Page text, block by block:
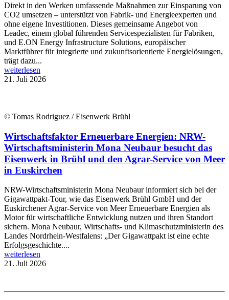
Direkt in den Werken umfassende Maßnahmen zur Einsparung von
CO2 umsetzen – unterstützt von Fabrik- und Energieexperten und
ohne eigene Investitionen. Dieses gemeinsame Angebot von
Leadec, einem global führenden Servicespezialisten für Fabriken,
und E.ON Energy Infrastructure Solutions, europäischer
Marktführer für integrierte und zukunftsorientierte Energielösungen,
trägt dazu...
weiterlesen
21. Juli 2026
© Tomas Rodriguez / Eisenwerk Brühl
Wirtschaftsfaktor Erneuerbare Energien: NRW-
Wirtschaftsministerin Mona Neubaur besucht das
Eisenwerk in Brühl und den Agrar-Service von Meer
in Euskirchen
NRW-Wirtschaftsministerin Mona Neubaur informiert sich bei der
Gigawattpakt-Tour, wie das Eisenwerk Brühl GmbH und der
Euskirchener Agrar-Service von Meer Erneuerbare Energien als
Motor für wirtschaftliche Entwicklung nutzen und ihren Standort
sichern. Mona Neubaur, Wirtschafts- und Klimaschutzministerin des
Landes Nordrhein-Westfalens: „Der Gigawattpakt ist eine echte
Erfolgsgeschichte....
weiterlesen
21. Juli 2026